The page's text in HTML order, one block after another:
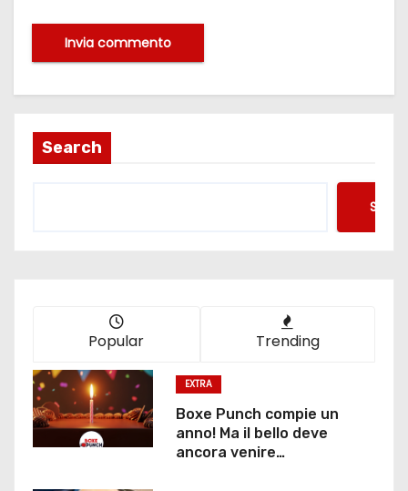
Search
Popular Trending
EXTRA
Boxe Punch compie un
anno! Ma il bello deve
ancora venire…